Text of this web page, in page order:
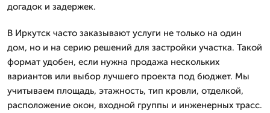
догадок и задержек.
В Иркутск часто заказывают услуги не только на один
дом, но и на серию решений для застройки участка. Такой
формат удобен, если нужна продажа нескольких
вариантов или выбор лучшего проекта под бюджет. Мы
учитываем площадь, этажность, тип кровли, отделкой,
расположение окон, входной группы и инженерных трасс.